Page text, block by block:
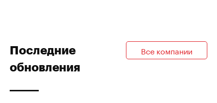
Последние
обновления
Все компании